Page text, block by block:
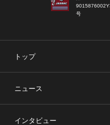
号
トップ
ニュース
インタビュー